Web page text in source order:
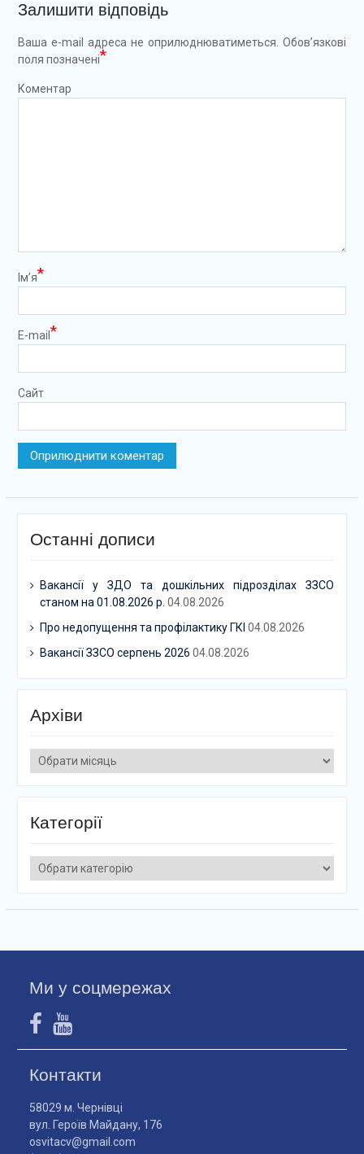
Залишити відповідь
Ваша e-mail адреса не оприлюднюватиметься. Обов’язкові
поля позначені*
Коментар
Ім’я*
E-mail *
Сайт
Останні дописи
Вакансії у ЗДО та дошкільних підрозділах ЗЗСО
станом на 01.08.2026 р. 04.08.2026
Про недопущення та профілактику ГКІ 04.08.2026
Вакансії ЗЗСО серпень 2026 04.08.2026
Архіви
Архіви
Категорії
Категорії
Ми у соцмережах
Контакти
58029 м. Чернівці
вул. Героїв Майдану, 176
osvitacv@gmail.com